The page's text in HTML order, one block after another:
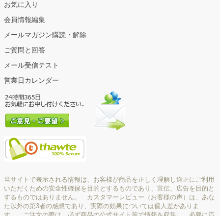
お気に入り
会員情報編集
メールマガジン購読・解除
ご質問と回答
メール受信テスト
営業日カレンダー
当サイトで表示される情報は、お客様が商品を正しく理解し適正にご利用
いただくための安全性確保を目的とするものであり、宣伝、広告を目的と
するものではありません。 カスタマーレビュー（お客様の声）は、あな
た以外の第3者の感想であり、実際の効果については個人差がありま